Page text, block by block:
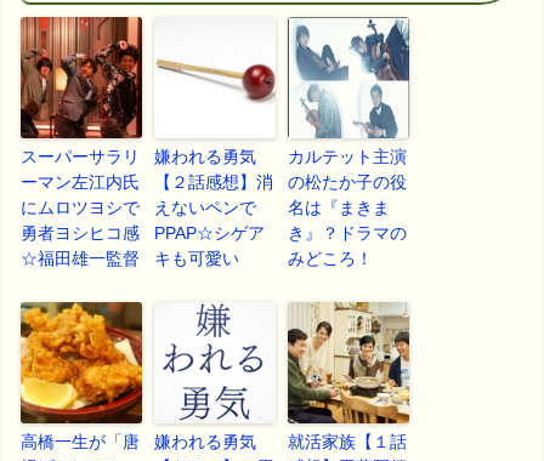
スーパーサラリ
ーマン左江内氏
にムロツヨシで
勇者ヨシヒコ感
☆福田雄一監督
嫌われる勇気
【２話感想】消
えないペンで
PPAP☆シゲア
キも可愛い
カルテット主演
の松たか子の役
名は『まきま
き』？ドラマの
みどころ！
高橋一生が「唐
嫌われる勇気
就活家族【１話